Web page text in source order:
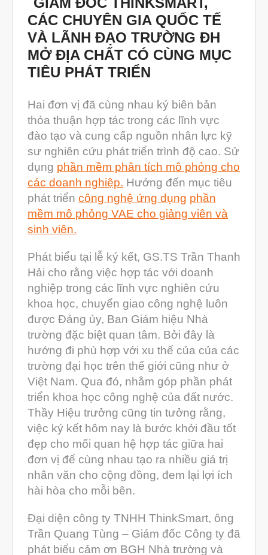
Tháng Mười 2022
Tháng Chín 2022
Tháng Tám 2022
Tháng Bảy 2022
Tháng Năm 2022
Tháng Tư 2022
Tháng Ba 2022
Tháng Hai 2022
Tháng Một 2022
Tháng Mười Hai 2021
Tháng Mười 2021
Tháng Chín 2021
Tháng Tám 2021
Tháng Bảy 2021
Tháng Sáu 2021
Tháng Năm 2021
Tháng Tư 2021
Tháng Ba 2021
Tháng Một 2021
Tháng Mười Hai 2020
Tháng Mười Một 2020
Tháng Mười 2020
Tháng Tám 2020
Tháng Bảy 2020
CÁC CHUYÊN GIA QUỐC TẾ
VÀ LÃNH ĐẠO TRƯỜNG ĐH
MỞ ĐỊA CHẤT CÓ CÙNG MỤC
TIÊU PHÁT TRIỂN
Hai đơn vị đã cùng nhau ký biên bản
thỏa thuận hợp tác trong các lĩnh vực
đào tạo và cung cấp nguồn nhân lực kỹ
sư nghiên cứu phát triển trình độ cao. Sử
dụng phần mềm phân tích mô phỏng cho
các doanh nghiệp. Hướng đến mục tiêu
phát triển công nghệ ứng dụng phần
mềm mô phỏng VAE cho giảng viên và
sinh viên.
Phát biểu tại lễ ký kết, GS.TS Trần Thanh
Hải cho rằng việc hợp tác với doanh
nghiệp trong các lĩnh vực nghiên cứu
khoa học, chuyển giao công nghệ luôn
được Đảng ủy, Ban Giám hiệu Nhà
trường đặc biệt quan tâm. Bởi đây là
hướng đi phù hợp với xu thế của của các
trường đại học trên thế giới cũng như ở
Việt Nam. Qua đó, nhằm góp phần phát
triển khoa học công nghệ của đất nước.
Thầy Hiệu trưởng cũng tin tưởng rằng,
việc ký kết hôm nay là bước khởi đầu tốt
đẹp cho mối quan hệ hợp tác giữa hai
đơn vị để cùng nhau tạo ra nhiều giá trị
nhân văn cho cộng đồng, đem lại lợi ích
hài hòa cho mỗi bên.
Đại diện công ty TNHH ThinkSmart, ông
Trần Quang Tùng – Giám đốc Công ty đã
phát biểu cảm ơn BGH Nhà trường và